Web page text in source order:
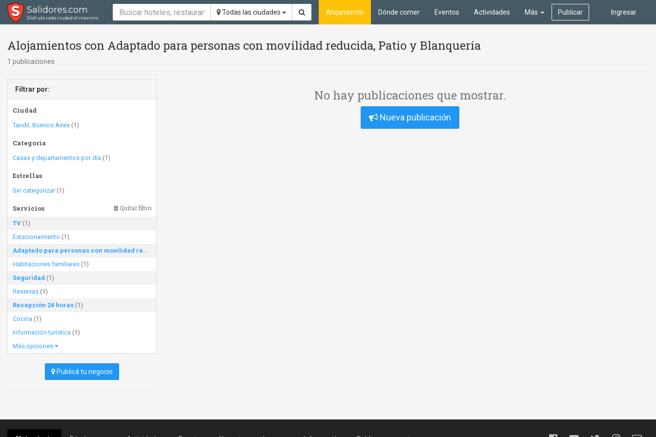
Salidores.com
Disfrutá cada ciudad al máximo
Todas las ciudades Ingresar
Alojamiento Dónde comer Eventos Actividades Más Publicar
Alojamientos con Adaptado para personas con movilidad reducida, Patio y Blanquería
1 publicaciones
Filtrar por:
Ciudad
Tandil, Buenos Aires (1)
Categoría
Casas y departamentos por día (1)
Estrellas
Sin categorizar(1)
Servicios Quitar filtro
TV (1)
Estacionamiento (1)
Adaptado para personas con movilidad reducida
Habitaciones familiares (1)
Seguridad (1)
Reservas (1)
Recepción 24 horas (1)
Cocina (1)
Información turística (1)
Más opciones
Publicá tu negocio
No hay publicaciones que mostrar.
Nueva publicación